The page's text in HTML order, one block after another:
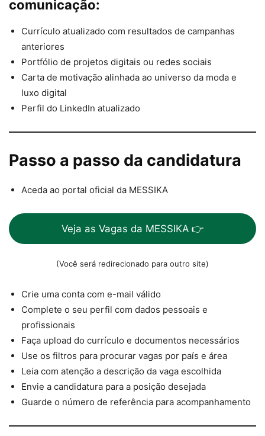
comunicação:
Currículo atualizado com resultados de campanhas
anteriores
Portfólio de projetos digitais ou redes sociais
Carta de motivação alinhada ao universo da moda e
luxo digital
Perfil do LinkedIn atualizado
Passo a passo da candidatura
Aceda ao portal oficial da MESSIKA
Veja as Vagas da MESSIKA 👉
(Você será redirecionado para outro site)
Crie uma conta com e-mail válido
Complete o seu perfil com dados pessoais e
profissionais
Faça upload do currículo e documentos necessários
Use os filtros para procurar vagas por país e área
Leia com atenção a descrição da vaga escolhida
Envie a candidatura para a posição desejada
Guarde o número de referência para acompanhamento